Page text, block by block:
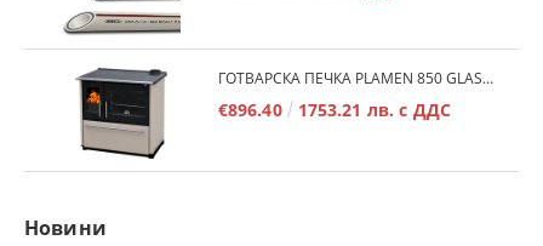
ГОТВАРСКА ПЕЧКА PLAMEN 850 GLAS 11KW
€896.40 1753.21 лв. с ДДС
Новини